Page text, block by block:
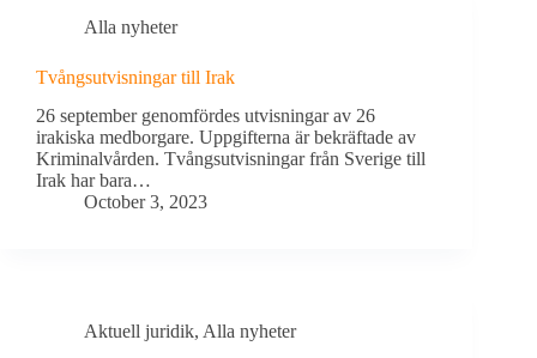
Alla nyheter
Tvångsutvisningar till Irak
26 september genomfördes utvisningar av 26
irakiska medborgare. Uppgifterna är bekräftade av
Kriminalvården. Tvångsutvisningar från Sverige till
Irak har bara…
October 3, 2023
Aktuell juridik, Alla nyheter